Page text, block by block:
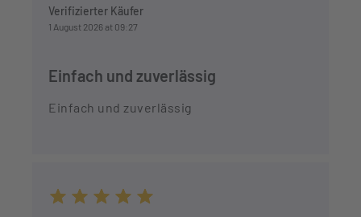
Verifizierter Käufer
1 August 2026 at 09:27
Einfach und zuverlässig
Einfach und zuverlässig